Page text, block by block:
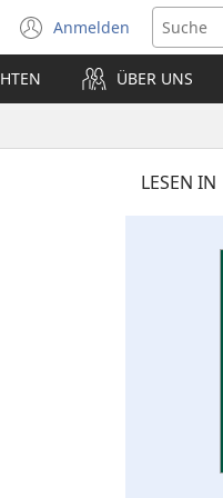
Anmelden
(öffnet
neues
Fenster)ÜBER UNS
LESEN IN